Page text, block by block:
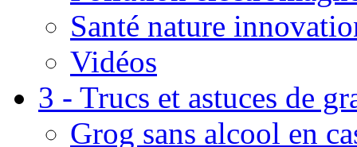
Santé nature
Vidéos
3 - Trucs et astuces de
Grog sans alcool en